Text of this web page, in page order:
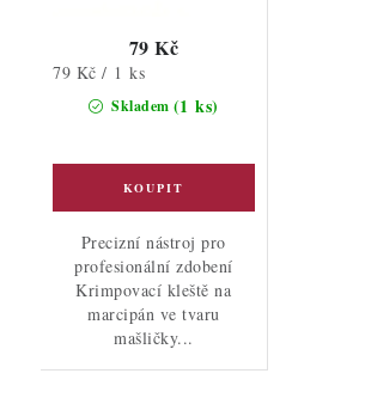
Skladem (1 ks)
79 Kč
Měrná
79 Kč / 1 ks
Precizní nástroj pro
profesionální zdobení
Krimpovací kleště na
marcipán ve tvaru
mašličky...